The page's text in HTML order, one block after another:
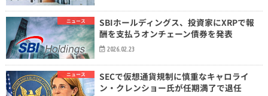
ニュース
SBIホールディングス、投資家にXRPで報
酬を支払うオンチェーン債券を発表
2026.02.23
ニュース
SECで仮想通貨規制に慎重なキャロライ
ン・クレンショー氏が任期満了で退任